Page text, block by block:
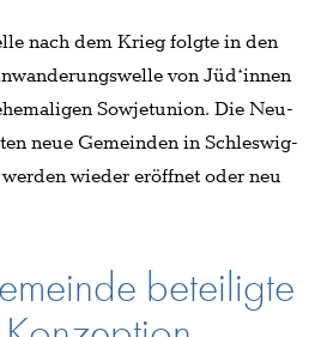
nach dem Krieg folgte in den
von Jüd*innen
Sowjetunion. Die Neu-
neue Gemeinden in Schleswig-
wieder eröffnet oder neu
beteiligte